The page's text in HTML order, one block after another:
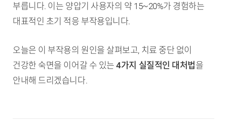
부릅니다. 이는 양압기 사용자의 약 15~20%가 경험하는
대표적인 초기 적응 부작용입니다.
오늘은 이 부작용의 원인을 살펴보고, 치료 중단 없이
건강한 숙면을 이어갈 수 있는4가지 실질적인 대처법을
안내해 드리겠습니다.